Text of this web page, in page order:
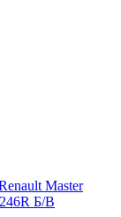
Master
Б/В